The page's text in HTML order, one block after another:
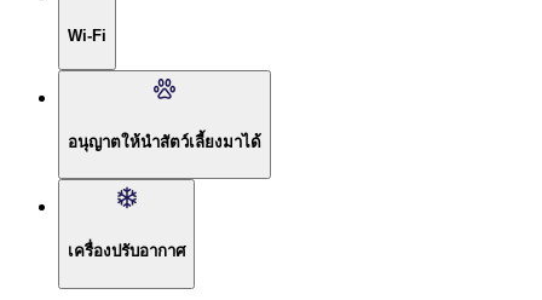
Wi-Fi
อนุญาตให้นำสัตว์เลี้ยงมาได้
เครื่องปรับอากาศ